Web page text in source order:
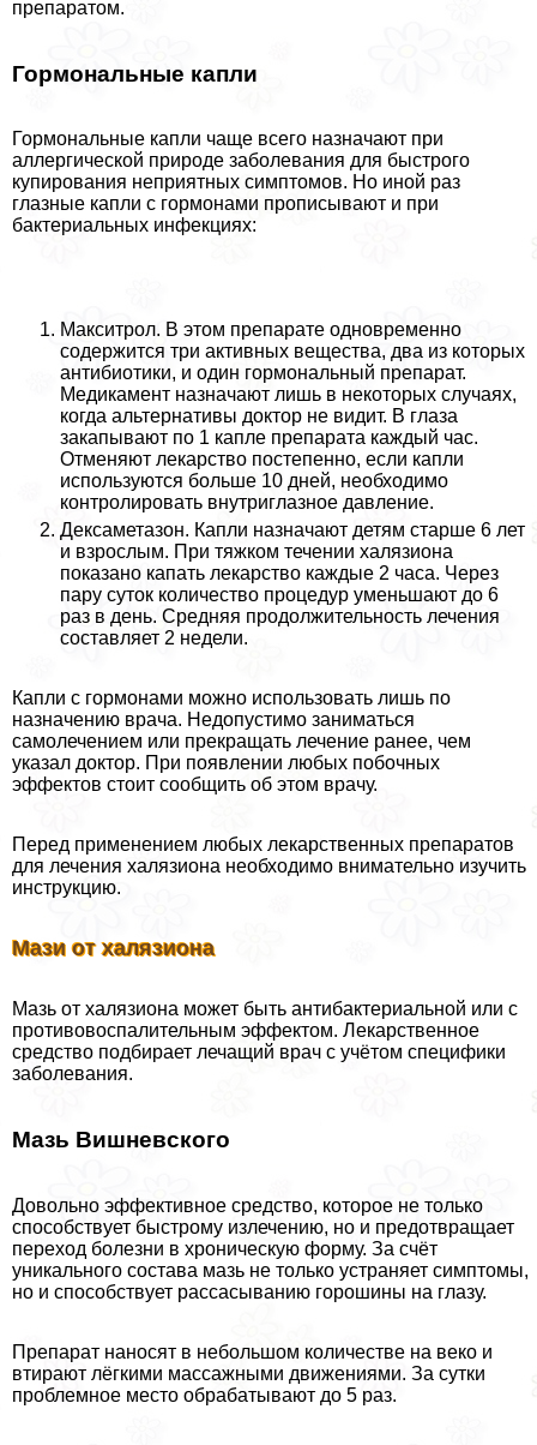
препаратом.
Гормональные капли
Гормональные капли чаще всего назначают при
аллергической природе заболевания для быстрого
купирования неприятных симптомов. Но иной раз
глазные капли с гормонами прописывают и при
бактериальных инфекциях:
Макситрол. В этом препарате одновременно
содержится три активных вещества, два из которых
антибиотики, и один гормональный препарат.
Медикамент назначают лишь в некоторых случаях,
когда альтернативы доктор не видит. В глаза
закапывают по 1 капле препарата каждый час.
Отменяют лекарство постепенно, если капли
используются больше 10 дней, необходимо
контролировать внутриглазное давление.
Дексаметазон. Капли назначают детям старше 6 лет
и взрослым. При тяжком течении халязиона
показано капать лекарство каждые 2 часа. Через
пару суток количество процедур уменьшают до 6
раз в день. Средняя продолжительность лечения
составляет 2 недели.
Капли с гормонами можно использовать лишь по
назначению врача. Недопустимо заниматься
самолечением или прекращать лечение ранее, чем
указал доктор. При появлении любых побочных
эффектов стоит сообщить об этом врачу.
Перед применением любых лекарственных препаратов
для лечения халязиона необходимо внимательно изучить
инструкцию.
Мази от халязиона
Мазь от халязиона может быть антибактериальной или с
противовоспалительным эффектом. Лекарственное
средство подбирает лечащий врач с учётом специфики
заболевания.
Мазь Вишневского
Довольно эффективное средство, которое не только
способствует быстрому излечению, но и предотвращает
переход болезни в хроническую форму. За счёт
уникального состава мазь не только устраняет симптомы,
но и способствует рассасыванию горошины на глазу.
Препарат наносят в небольшом количестве на веко и
втирают лёгкими массажными движениями. За сутки
проблемное место обpaбатывают до 5 раз.